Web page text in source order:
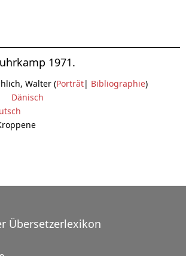
1971.
Walter (Porträt| Bibliographie)
Dänisch
Übersetzerlexikon